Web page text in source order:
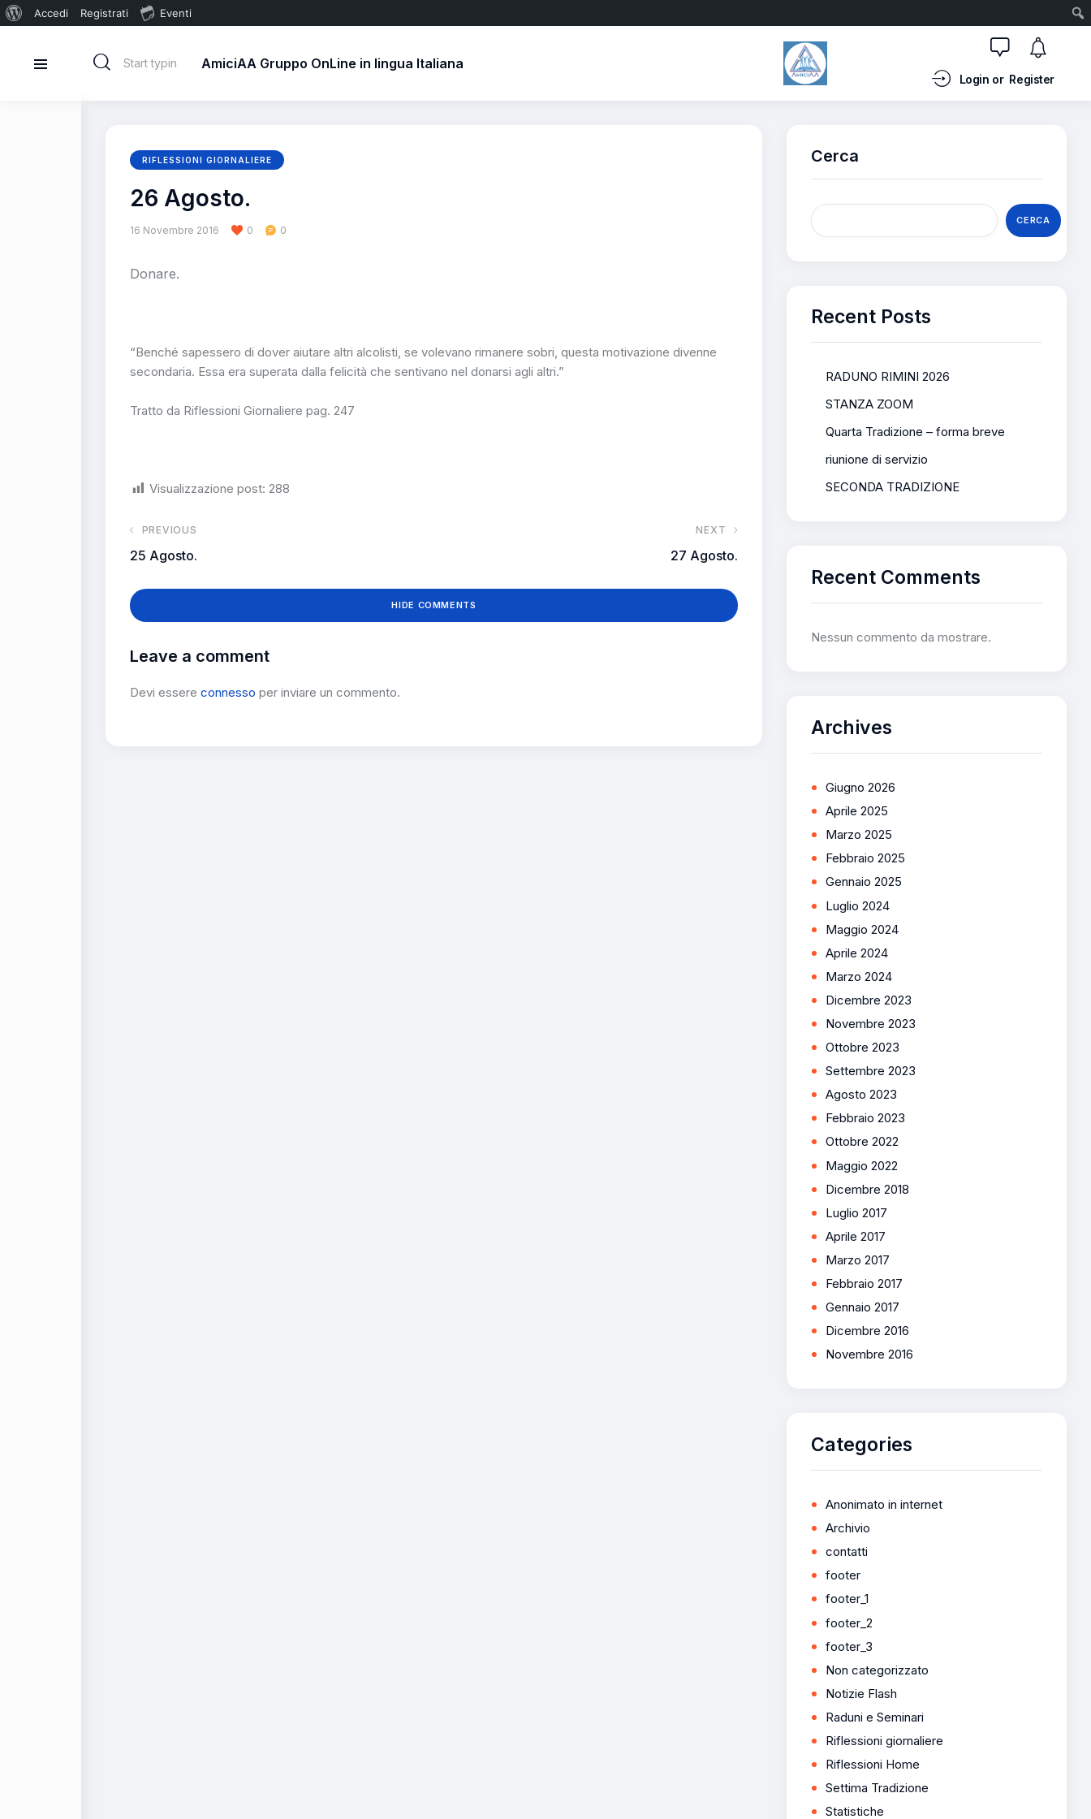
Accedi Registrati Eventi
AmiciAA Gruppo OnLine in lingua Italiana
Login or Register
RIFLESSIONI GIORNALIERE
26 Agosto.
16 Novembre 2016 0 0
Donare.
“Benché sapessero di dover aiutare altri alcolisti, se volevano rimanere sobri, questa motivazione divenne
secondaria. Essa era superata dalla felicità che sentivano nel donarsi agli altri.”
Tratto da Riflessioni Giornaliere pag. 247
Visualizzazione post: 288
PREVIOUS
25 Agosto.
NEXT
27 Agosto.
HIDE COMMENTS
Leave a comment
Devi essere connesso per inviare un commento.
Cerca
CERCA
Recent Posts
RADUNO RIMINI 2026
STANZA ZOOM
Quarta Tradizione – forma breve
riunione di servizio
SECONDA TRADIZIONE
Recent Comments
Nessun commento da mostrare.
Archives
Giugno 2026
Aprile 2025
Marzo 2025
Febbraio 2025
Gennaio 2025
Luglio 2024
Maggio 2024
Aprile 2024
Marzo 2024
Dicembre 2023
Novembre 2023
Ottobre 2023
Settembre 2023
Agosto 2023
Febbraio 2023
Ottobre 2022
Maggio 2022
Dicembre 2018
Luglio 2017
Aprile 2017
Marzo 2017
Febbraio 2017
Gennaio 2017
Dicembre 2016
Novembre 2016
Categories
Anonimato in internet
Archivio
contatti
footer
footer_1
footer_2
footer_3
Non categorizzato
Notizie Flash
Raduni e Seminari
Riflessioni giornaliere
Riflessioni Home
Settima Tradizione
Statistiche